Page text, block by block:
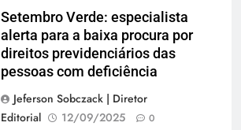
Setembro Verde: especialista
alerta para a baixa procura por
direitos previdenciários das
pessoas com deficiência
Jeferson Sobczack | Diretor
Editorial
12/09/2025 0